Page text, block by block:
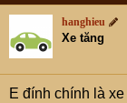
hanghieu
Xe tăng
E đính chính là